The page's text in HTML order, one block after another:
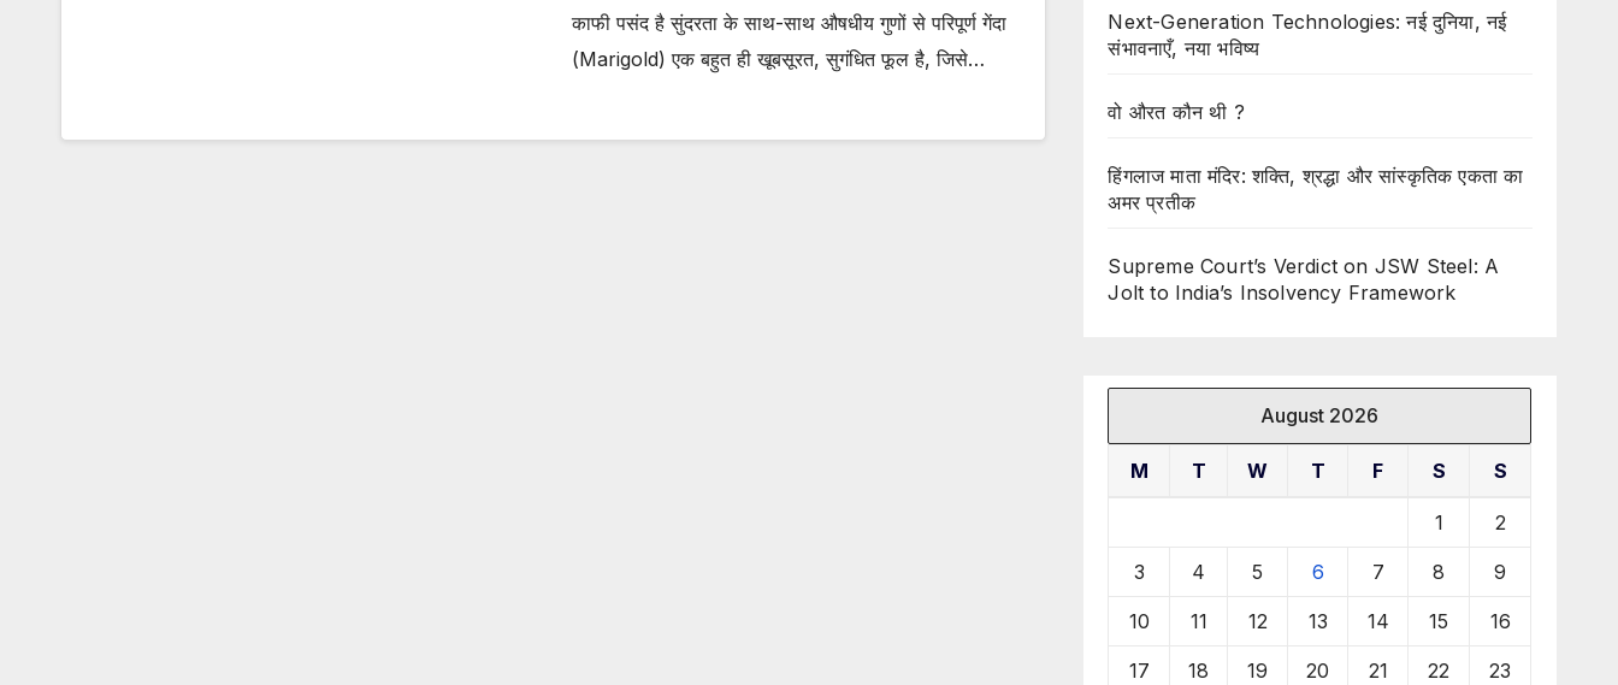
काफी पसंद है सुंदरता के साथ-साथ औषधीय गुणों से परिपूर्ण गेंदा
(Marigold) एक बहुत ही खूबसूरत, सुगंधित फूल है, जिसे…
Next-Generation Technologies: नई दुनिया, नई
संभावनाएँ, नया भविष्य
वो औरत कौन थी ?
हिंगलाज माता मंदिर: शक्ति, श्रद्धा और सांस्कृतिक एकता का
अमर प्रतीक
Supreme Court’s Verdict on JSW Steel: A
Jolt to India’s Insolvency Framework
August 2026
M T W T F S S
1 2
3 4 5 6 7 8 9
10 11 12 13 14 15 16
17 18 19 20 21 22 23